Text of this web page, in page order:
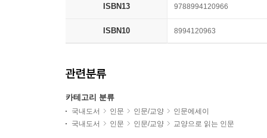
ISBN13 9788994120966
ISBN10 8994120963
관련분류
카테고리 분류
국내도서 인문 인문/교양
인문에세이
국내도서
인문 인문/교양 교양으로 읽는 인문